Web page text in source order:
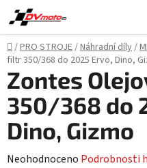
Přejít
na
obsah
Domů
/PRO STROJE/Náhradní díly/
filtr 350/368 do 2025 Ervo, Dino,
Zontes
350/368 do
Dino, Gizmo
Průměrné
Neohodnoceno Podrobnosti